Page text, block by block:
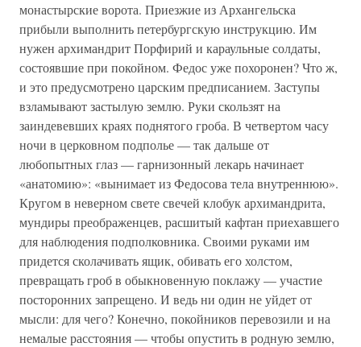
монастырские ворота. Приезжие из Архангельска
прибыли выполнить петербургскую инструкцию. Им
нужен архимандрит Порфирий и караульные солдаты,
состоявшие при покойном. Федос уже похоронен? Что ж,
и это предусмотрено царским предписанием. Заступы
взламывают застылую землю. Руки скользят на
заиндевевших краях поднятого гроба. В четвертом часу
ночи в церковном подполье — так дальше от
любопытных глаз — гарнизонный лекарь начинает
«анатомию»: «вынимает из Федосова тела внутреннюю».
Кругом в неверном свете свечей клобук архимандрита,
мундиры преображенцев, расшитый кафтан приехавшего
для наблюдения подполковника. Своими руками им
придется сколачивать ящик, обивать его холстом,
превращать гроб в обыкновенную поклажу — участие
посторонних запрещено. И ведь ни один не уйдет от
мысли: для чего? Конечно, покойников перевозили и на
немалые расстояния — чтобы опустить в родную землю,